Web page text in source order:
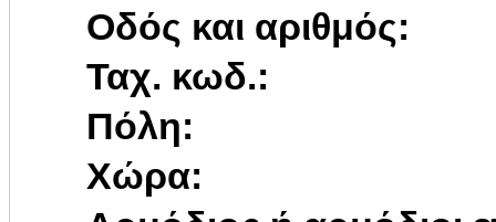
Οδός και αριθμός:
Ταχ. κωδ.:
Πόλη:
Χώρα: